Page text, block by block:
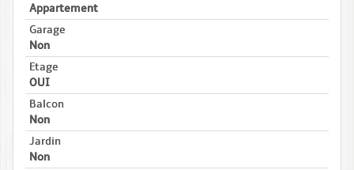
Appartement
Garage
Non
Etage
OUI
Balcon
Non
Jardin
Non